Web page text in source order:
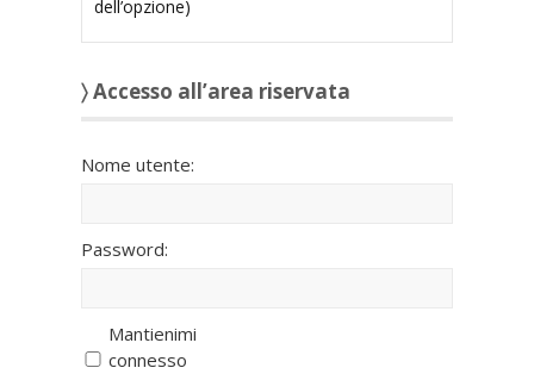
dell’opzione)
〉 Accesso all’area riservata
Nome utente:
Password:
Mantienimi
connesso